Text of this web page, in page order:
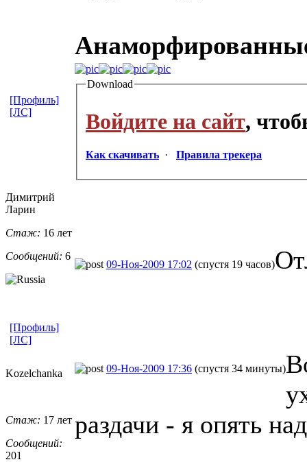
Download
Войдите на сайт,
Как скачивать · Правила трекера
[Профиль]
[ЛС]
Димитрий
Ларин
Стаж: 16 лет
Сообщений: 6
09-Ноя-2009 17:02 (спустя 19 часов)
[Профиль]
[ЛС]
Kozelchanka
Стаж: 17 лет
Сообщений:
201
09-Ноя-2009 17:36 (спустя 34 минуты)
раздачи - я опять